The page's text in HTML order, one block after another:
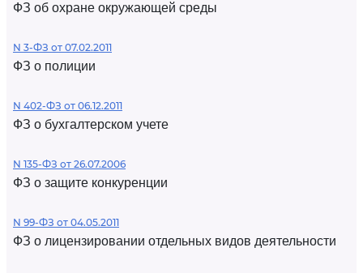
ФЗ об охране окружающей среды
N 3-ФЗ от 07.02.2011
ФЗ о полиции
N 402-ФЗ от 06.12.2011
ФЗ о бухгалтерском учете
N 135-ФЗ от 26.07.2006
ФЗ о защите конкуренции
N 99-ФЗ от 04.05.2011
ФЗ о лицензировании отдельных видов деятельности